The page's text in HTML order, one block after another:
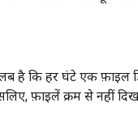
है कि हर घंटे एक फ़ाइल
फ़ाइलें क्रम से नहीं दिख